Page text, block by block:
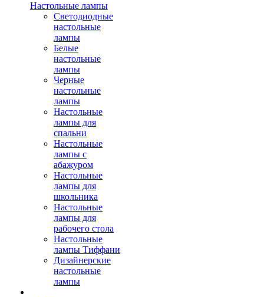
Настольные лампы
Светодиодные
настольные
лампы
Белые
настольные
лампы
Черные
настольные
лампы
Настольные
лампы для
спальни
Настольные
лампы с
абажуром
Настольные
лампы для
школьника
Настольные
лампы для
рабочего стола
Настольные
лампы Тиффани
Дизайнерские
настольные
лампы